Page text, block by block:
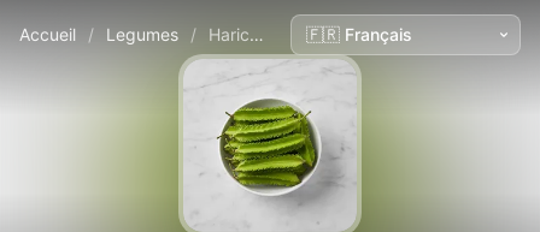
Accueil / Legumes / Haricot ailé